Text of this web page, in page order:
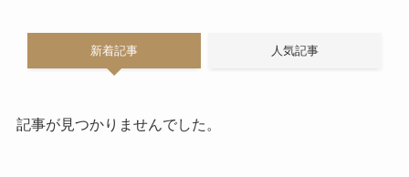
新着記事 人気記事
記事が見つかりませんでした。